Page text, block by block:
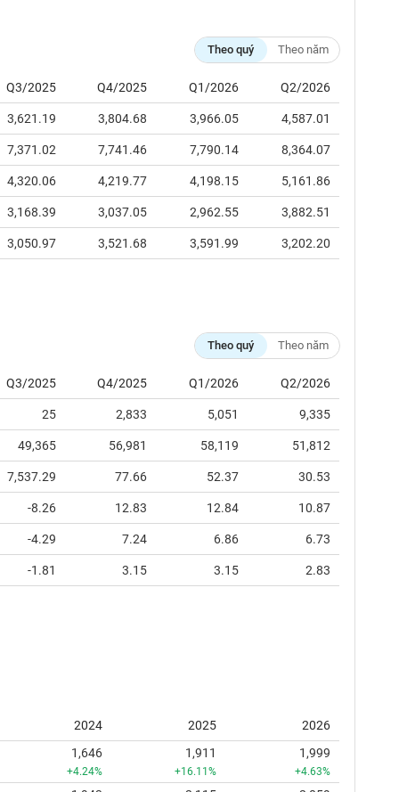
Theo quý Theo năm
Q3/2025 Q4/2025 Q1/2026 Q2/2026
3,621.19 3,804.68 3,966.05 4,587.01
7,371.02 7,741.46 7,790.14 8,364.07
4,320.06 4,219.77 4,198.15 5,161.86
3,168.39 3,037.05 2,962.55 3,882.51
3,050.97 3,521.68 3,591.99 3,202.20
Theo quý Theo năm
Q3/2025 Q4/2025 Q1/2026 Q2/2026
25 2,833 5,051 9,335
49,365 56,981 58,119 51,812
7,537.29 77.66 52.37 30.53
-8.26 12.83 12.84 10.87
-4.29 7.24 6.86 6.73
-1.81 3.15 3.15 2.83
2024 2025
2026
1,646
+4.24%
1,911
+16.11%
1,999
+4.63%